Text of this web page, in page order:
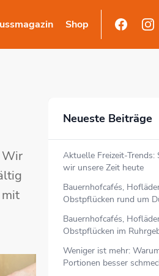
Shop
Wir
Neueste Beiträge
Aktuelle Freizeit-Trends:
wir unsere Zeit heute
Bauernhofcafés,
Obstpflücken rund um
Bauernhofcafés,
Obstpflücken im
Weniger ist mehr:
Portionen besser